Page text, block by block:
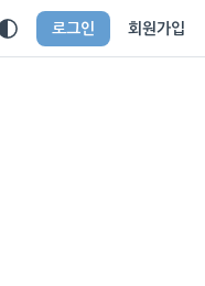
로그인 회원가입